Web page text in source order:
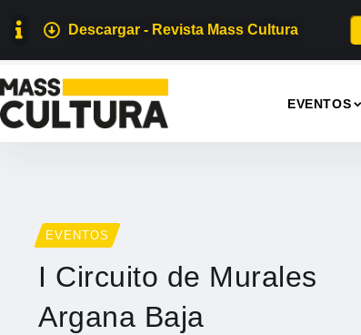
Descargar - Revista Mass Cultura
EVENTOS
EVENTOS
I Circuito de Murales
Argana Baja